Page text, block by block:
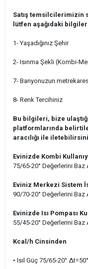
Satış temsilcilerimizin
lütfen aşağıdaki
1- Yaşadığınız Şehir
2- Isınma Şekli (Kombi-
7- Banyonuzun
8- Renk Tercihiniz
Bu bilgileri, bize
platformlarında
aracılığı ile
Evinizde Kombi
75/65-20° Değerlerini Baz
Eviniz Merkezi Sistem
90/70-20° Değerlerini Baz
Evinizde Isı Pompası
55/45-20° Değerlerini Baz
Kcal/h Cinsinden
• Isıl Güç 75/65-20°